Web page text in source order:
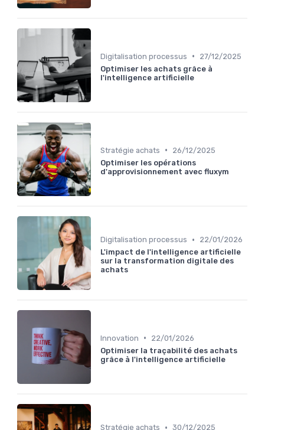
Digitalisation processus •
27/12/2025
Optimiser les achats grâce à
l'intelligence artificielle
Stratégie achats •
26/12/2025
Optimiser les opérations
d'approvisionnement avec fluxym
Digitalisation processus •
22/01/2026
L'impact de l'intelligence artificielle
sur la transformation digitale des
achats
Innovation •
22/01/2026
Optimiser la traçabilité des achats
grâce à l'intelligence artificielle
Stratégie achats • 30/12/2025